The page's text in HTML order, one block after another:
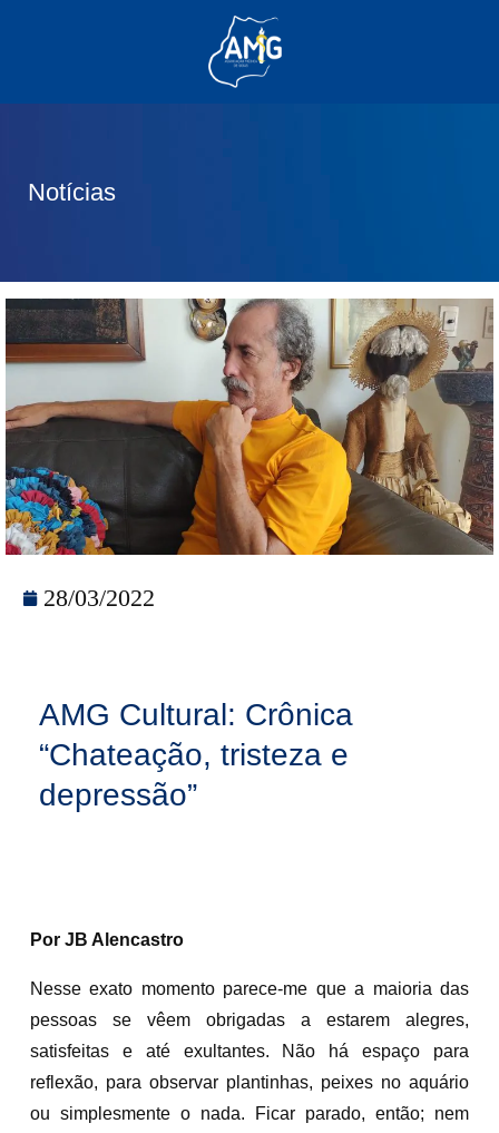
Notícias
28/03/2022
AMG Cultural: Crônica
“Chateação, tristeza e
depressão”
Por JB Alencastro
Nesse exato momento parece-me que a maioria das
pessoas se vêem obrigadas a estarem alegres,
satisfeitas e até exultantes. Não há espaço para
reflexão, para observar plantinhas, peixes no aquário
ou simplesmente o nada. Ficar parado, então; nem